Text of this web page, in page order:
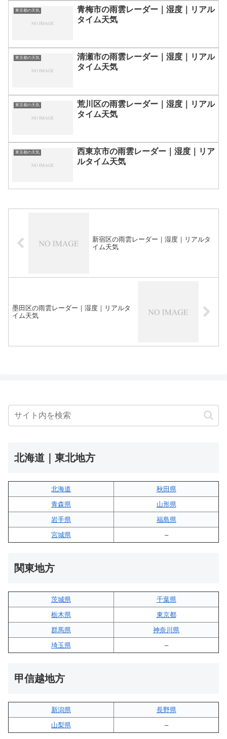
東京都の天気
青梅市の雨雲レーダー｜湿度｜リアル
タイム天気
東京都の天気
清瀬市の雨雲レーダー｜湿度｜リアル
タイム天気
東京都の天気
荒川区の雨雲レーダー｜湿度｜リアル
タイム天気
東京都の天気
西東京市の雨雲レーダー｜湿度｜リア
ルタイム天気
新宿区の雨雲レーダー｜湿度｜リアルタ
イム天気
墨田区の雨雲レーダー｜湿度｜リアルタ
イム天気
北海道｜東北地方
北海道
秋田県
青森県
山形県
岩手県
福島県
宮城県
–
関東地方
茨城県
千葉県
栃木県
東京都
群馬県
神奈川県
埼玉県
–
甲信越地方
新潟県
長野県
山梨県
–